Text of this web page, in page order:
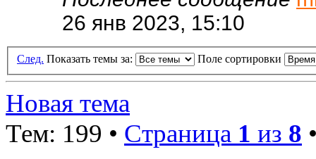
26 янв 2023, 15:10
След. Показать темы за: Поле сортировки
Новая тема
Тем: 199 • Страница 1 из 8